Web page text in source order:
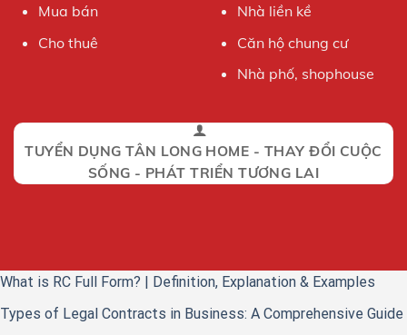
Mua bán
Cho thuê
Nhà liền kề
Căn hộ chung cư
Nhà phố, shophouse
TUYỂN DỤNG TÂN LONG HOME - THAY ĐỔI CUỘC
SỐNG - PHÁT TRIỂN TƯƠNG LAI
What is RC Full Form? | Definition, Explanation & Examples
Types of Legal Contracts in Business: A Comprehensive Guide